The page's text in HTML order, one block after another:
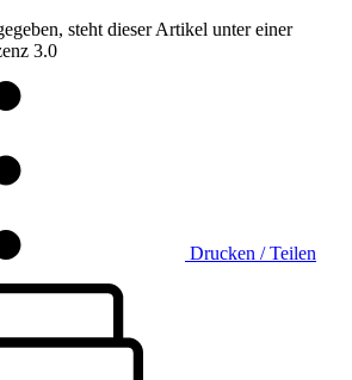
steht dieser Artikel unter einer
3.0
Drucken / Teilen